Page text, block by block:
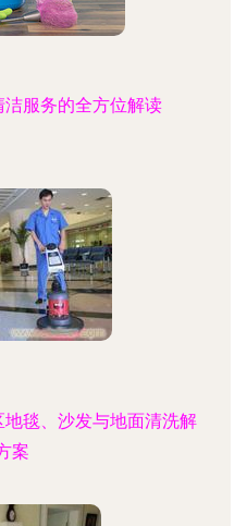
服务的全方位解读
毯、沙发与地面清洗解
案